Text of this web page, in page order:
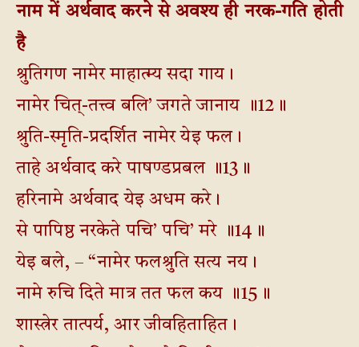
नाम में अर्थवाद करने से अवश्य ही नरक-गति होती
है
श्रुतिगण नामेर माहात्म्य सदा गाय।
नामेर चित्-तत्त्व बलि’ जगते जानाय ॥12॥
श्रुति-स्मृति-प्रदर्शित नामेर येइ फल।
ताहे अर्थवाद करे पाषण्डप्रबल ॥13॥
हरिनामे अर्थवाद येइ अधम करे।
से पापिष्ठ नरकेते पचि’ पचि’ मरे ॥14॥
येइ बले, – “नामेर फलश्रुति सत्य नय।
नामे रुचि दिते मात्र तत फल कय ॥15॥
शास्त्रेर तात्पर्य, आर जीवहिताहित।